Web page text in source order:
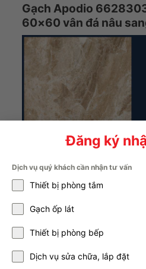
Đăng ký
Dịch vụ quý khách cần nhận tư vấn
Thiết bị phòng tắm
Gạch ốp lát
Thiết bị phòng bếp
Dịch vụ sửa chữa, lắp đặt
Gạch Apodio
60×60 vân đá nâu